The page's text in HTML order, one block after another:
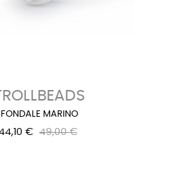
FONDALE MARINO
€ 49,00 €